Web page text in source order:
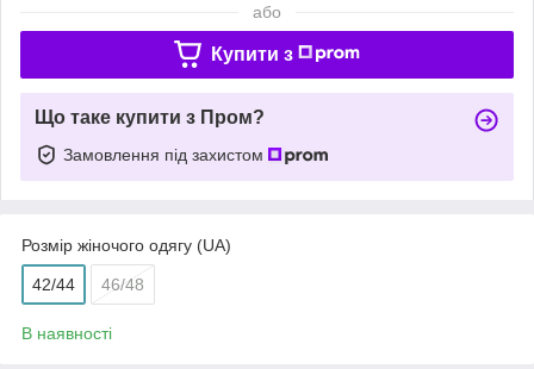
або
Купити з
Що таке купити з Пром?
Замовлення під захистом
Розмір жіночого одягу (UA)
42/44 46/48
В наявності